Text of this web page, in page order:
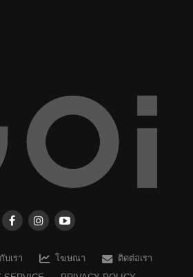
บเรา โฆษณา
ติดต่อเรา